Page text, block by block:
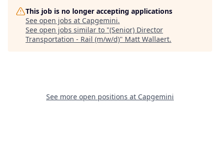
This job is no longer accepting applications
See open jobs at Capgemini.
See open jobs similar to "(Senior) Director
Transportation - Rail (m/w/d)" Matt Wallaert.
See more open positions at Capgemini